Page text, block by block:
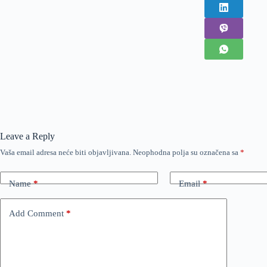
Leave a Reply
Vaša email adresa neće biti objavljivana. Neophodna polja su označena sa *
Name* Email*
Add Comment *